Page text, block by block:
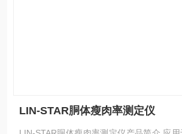
LIN-STAR胴体瘦肉率测定仪